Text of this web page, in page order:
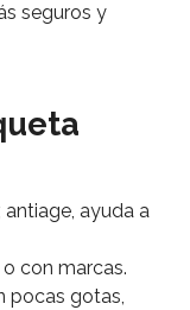
seguros y
antiage, ayuda a
con marcas.
pocas gotas,